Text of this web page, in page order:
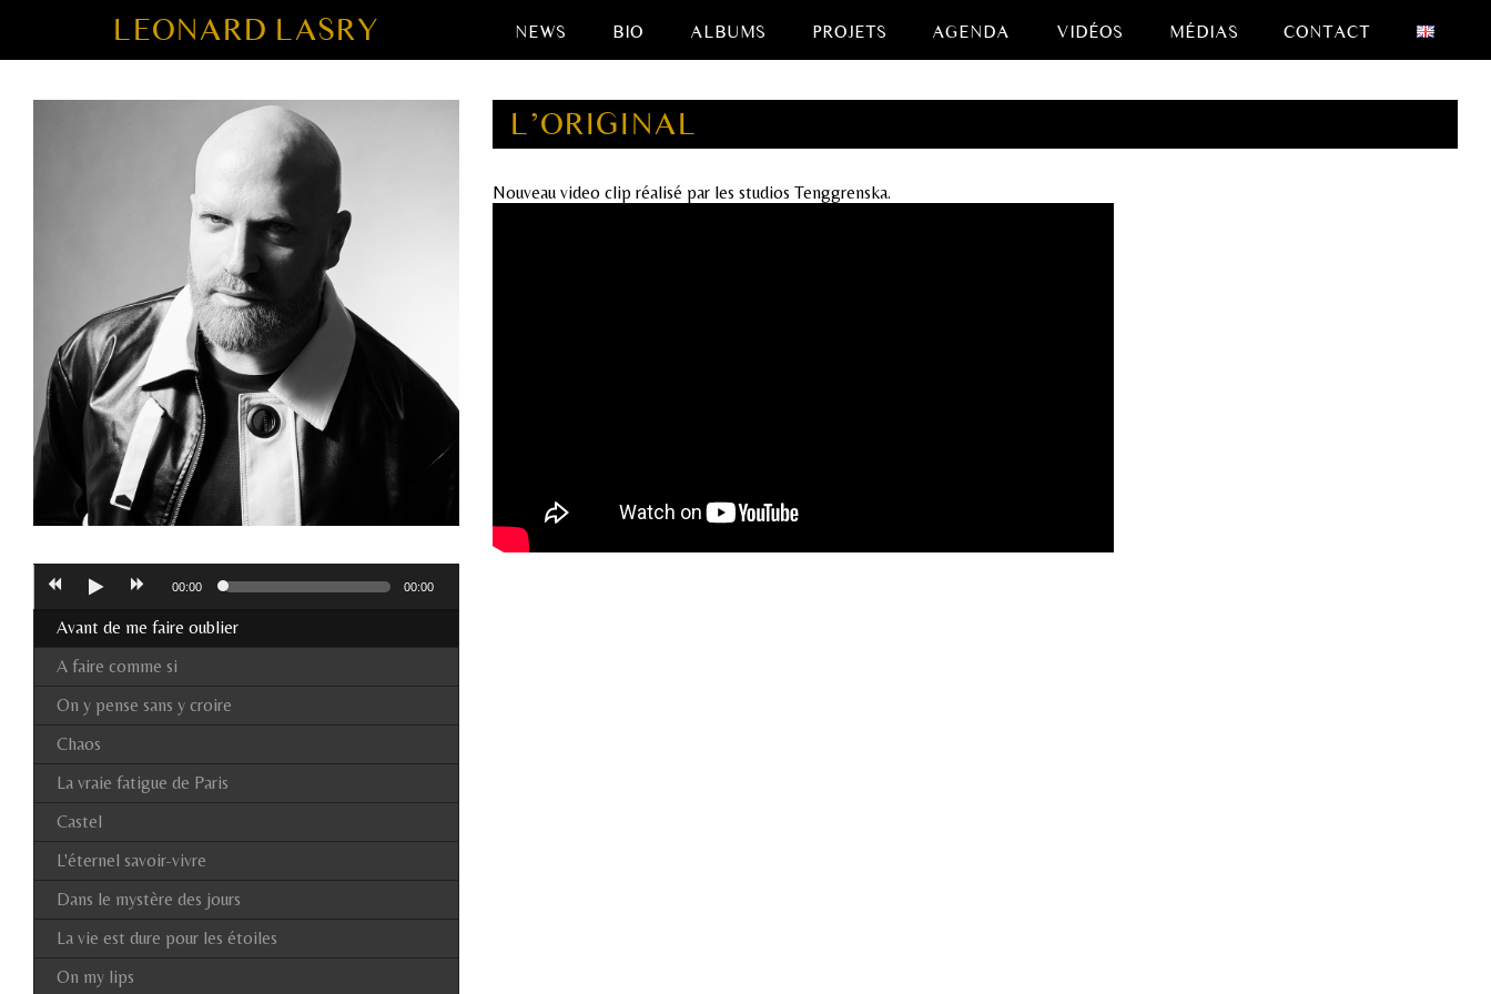
LEONARD LASRY NEWS BIO ALBUMS PROJETS AGENDA VIDÉOS MÉDIAS CONTACT
L’ORIGINAL
Nouveau video clip réalisé par les studios Tenggrenska.
Avant de me faire oublier
A faire comme si
On y pense sans y croire
Chaos
La vraie fatigue de Paris
Castel
L'éternel savoir-vivre
Dans le mystère des jours
La vie est dure pour les étoiles
On my lips
00:00 00:00